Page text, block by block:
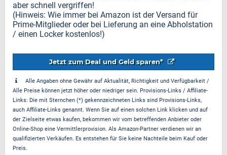
aber schnell vergriffen!
(Hinweis: Wie immer bei Amazon ist der Versand für
Prime-Mitglieder oder bei Lieferung an eine Abholstation
/ einen Locker kostenlos!)
Jetzt zum Deal und Geld sparen*
Alle Angaben ohne Gewähr auf Aktualität, Richtigkeit und Verfügbarkeit /
Alle Preise können jetzt höher oder niedriger sein. Provisions-Links / Affiliate-
Links: Die mit Sternchen (*) gekennzeichneten Links sind Provisions-Links,
auch Affiliate-Links genannt. Wenn Sie auf einen solchen Link klicken und auf
der Zielseite etwas kaufen, bekommen wir vom betreffenden Anbieter oder
Online-Shop eine Vermittlerprovision. Als Amazon-Partner verdienen wir an
qualifizierten Verkäufen. Es entstehen für Sie keine Nachteile beim Kauf oder
Preis.